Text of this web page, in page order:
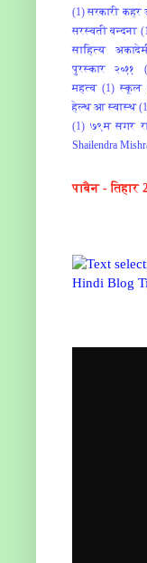
(1) सरकारी
सरस्वती वन्दना
साहित्य
पुरस्कार २०११
महत्व (1) स्‍कूल
हेल्थ आ स्वास्थ
(1) ७९म सगर
‎Shailendra
पाबैन - तिहार